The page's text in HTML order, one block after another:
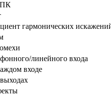
ПК
гармонических
линейного входа
входе